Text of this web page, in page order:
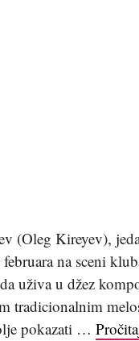
(Oleg Kireyev),
na sceni
uživa u džez
tradicionalnim
pokazati …